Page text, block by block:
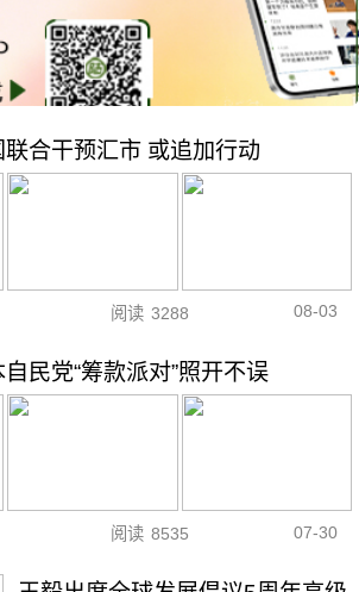
联合干预汇市 或追加行动
阅读 3288 08-03
民党“筹款派对”照开不误
阅读 8535 07-30